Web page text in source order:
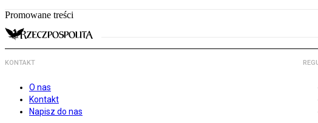
Promowane treści
KONTAKT
O nas
Kontakt
Napisz do nas